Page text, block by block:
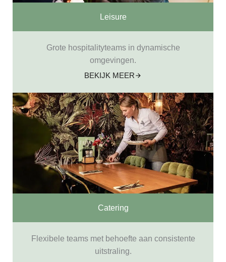
Leisure
Grote hospitalityteams in dynamische
omgevingen.
BEKIJK MEER
Catering
Flexibele teams met behoefte aan consistente
uitstraling.